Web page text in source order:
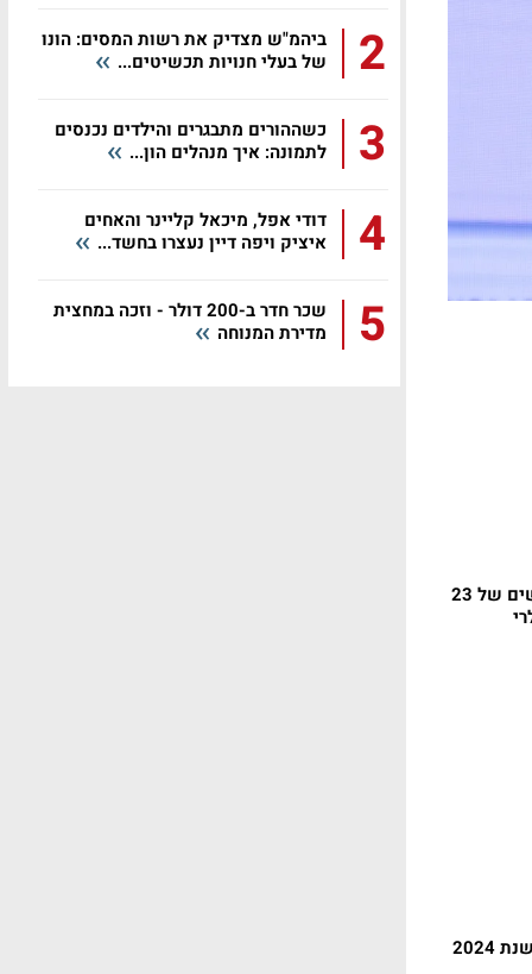
הצלחה לחשכ"ל - ביקושים של 23
מתחת לצפוי: הגירעון בשנת 2024
2
ביהמ"ש מצדיק את רשות המסים: הונו
של בעלי חנויות תכשיטים...
3
כשההורים מתבגרים והילדים נכנסים
לתמונה: איך מנהלים הון...
4
דודי אפל, מיכאל קליינר והאחים
איציק ויפה דיין נעצרו בחשד...
5
שכר חדר ב-200 דולר - וזכה במחצית
מדירת המנוחה